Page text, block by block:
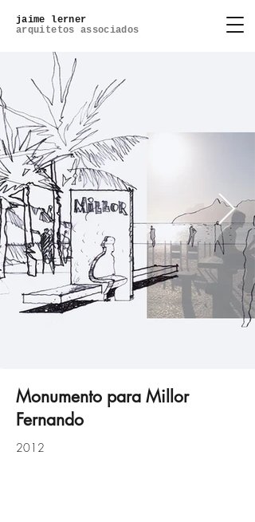
jaime lerner
arquitetos associados
Monumento para Millor
Fernando
2012